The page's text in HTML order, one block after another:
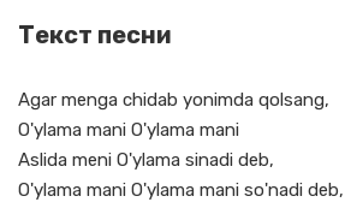
Текст песни
Agar menga chidab yonimda qolsang,
O'ylama mani O'ylama mani
Aslida meni O'ylama sinadi deb,
O'ylama mani O'ylama mani so'nadi deb,